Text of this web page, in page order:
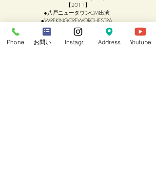
【2011】
●八戸ニュータウンCM出演
●WREKINGCREWORCHESTRA
主催舞台「FAKEST」ZEPP 東京公演出演
【2012】
●WDC 2ON2 札幌大会優勝
Phone Address Youtube